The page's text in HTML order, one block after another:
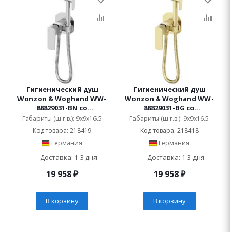
Гигиенический душ
Wonzon & Woghand WW-
88829031-BN со
смесителем
Габариты (ш.г.в.): 9x9x16.5
Код товара: 218419
Германия
Доставка: 1-3 дня
19 958₽
В корзину
Гигиенический душ
Wonzon & Woghand WW-
88829031-BG со
смесителем
Габариты (ш.г.в.): 9x9x16.5
Код товара: 218418
Германия
Доставка: 1-3 дня
19 958₽
В корзину